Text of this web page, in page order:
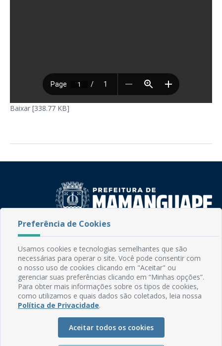
Baixar [338.77 KB]
Rua do Imperador, 78, Centro
CEP: 58.280-000 - Mamanguape/PB
Fone: (83) 3292-2246
Email: comunicacao@mamanguape.pb.gov.br
Expediente: Segunda à Sexta, das 08h às 13h
Mapa do Site
Manual de Navegação
Glossário
Preferência de Cookies
Usamos cookies e tecnologias semelhantes que são
necessárias para operar o site. Você pode consentir com
o nosso uso de cookies clicando em "Aceitar" ou
gerenciar suas preferências clicando em “Minhas opções”.
Para obter mais informações sobre os tipos de cookies,
como utilizamos e quais dados são coletados, leia nossa
Política de Privacidade.
Aceitar todos os cookies